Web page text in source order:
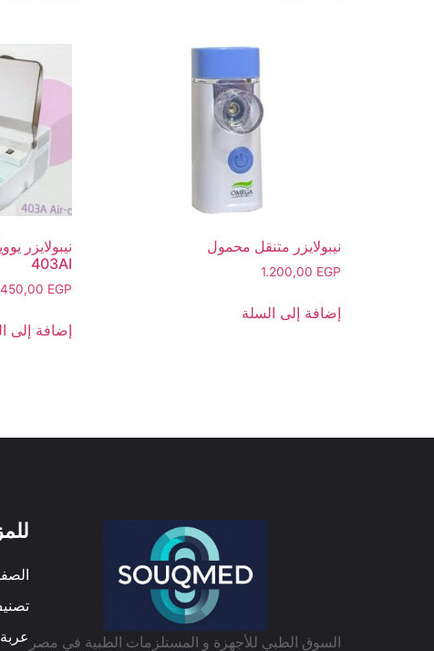
نيبولايزر متنقل محمول
1.200,00 EGP
إضافة إلى السلة
403AI
EGP
إضافة إلى
السوق الطبي للأجهزة و المستلزمات الطبية في مصر